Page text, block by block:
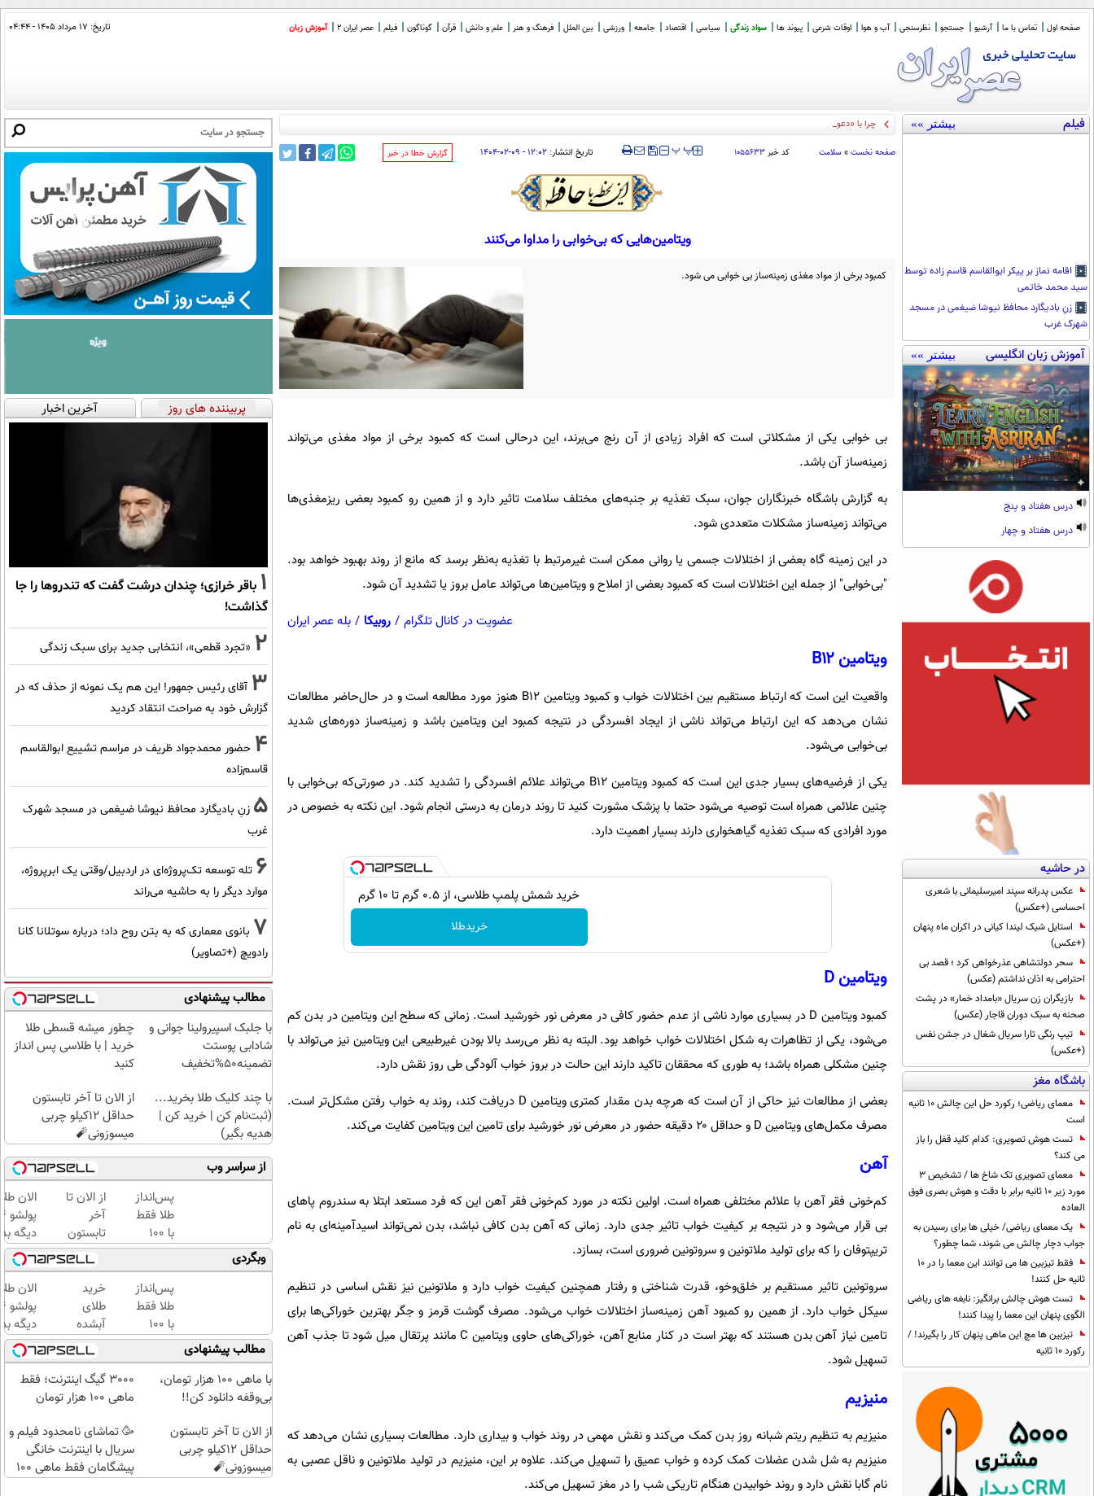
صفحه اول تماس با ما آرشیو جستجو نظرسنجی آب و هوا اوقات شرعی پیوند ها سواد زندگی سیاسی اقتصاد جامعه ورزشی بین الملل فرهنگ و هنر علم و دانش قرآن گوناگون فیلم عصر ایران 2 آموزش زبان تاریخ: ۱۷ مرداد ۱۴۰۵ - ۰۴:۴۴
فیلم بیشتر »»
اقامه نماز بر پیکر ابوالقاسم قاسم زاده توسط
سید محمد خاتمی
زنِ بادیگارد محافظ نیوشا ضیغمی در مسجد
شهرک غرب
آموزش زبان انگلیسی بیشتر »»
درس هفتاد و پنج
درس هفتاد و چهار
در حاشیه
عکس پدرانه سپند امیرسلیمانی با شعری
احساسی (+عکس)
استایل شیک لیندا کیانی در اکران ماه پنهان
(+عکس)
سحر دولتشاهی عذرخواهی کرد ؛ قصد بی
احترامی به اذان نداشتم (عکس)
بازیگران زن سریال «بامداد خمار» در پشت
صحنه به سبک دوران قاجار (عکس)
تیپ رنگی تارا سریال شغال در جشن نفس
(+عکس)
باشگاه مغز
معمای ریاضی؛ رکورد حل این چالش 10 ثانیه
است
تست هوش تصویری: کدام کلید قفل را باز
می کند؟
معمای تصویری تک شاخ ها / تشخیص 3
مورد زیر 10 ثانیه برابر با دقت و هوش بصری فوق
العاده
یک معمای ریاضی/ خیلی ها برای رسیدن به
جواب دچار چالش می شوند، شما چطور؟
فقط تیزبین ها می توانند این معما را در 10
ثانیه حل کنند!
تست هوش چالش برانگیز: نابغه های ریاضی
الگوی پنهان این معما را پیدا کنند!
تیزبین ها مچ این ماهی پنهان کار را بگیرند! /
رکورد 10 ثانیه
چرا با «دعوت برای براندازی دو
صفحه نخست » سلامت کد خبر ۱۰۵۵۶۳۳ ‍‍‍ پپ تاریخ انتشار: ۱۲:۰۲ - ۰۹-۰۲-۱۴۰۴ ‌گزارش خطا در خبر
ویتامین‌هایی که بی‌خوابی را مداوا می‌کنند
کمبود برخی از مواد مغذی زمینه‌ساز بی خوابی می شود.
بی خوابی یکی از مشکلاتی است که افراد زیادی از آن رنج می‌برند، این درحالی است که کمبود برخی از مواد مغذی می‌تواند
زمینه‌ساز آن باشد.
به گزارش باشگاه خبرنگاران جوان، سبک تغذیه بر جنبه‌های مختلف سلامت تاثیر دارد و از همین‌ رو کمبود بعضی ریزمغذی‌ها
می‌تواند زمینه‌ساز مشکلات متعددی شود.
در این زمینه گاه بعضی از اختلالات جسمی یا روانی ممکن است غیرمرتبط با تغذیه به‌نظر برسد که مانع از روند بهبود خواهد بود.
"بی‌خوابی" از جمله این اختلالات است که کمبود بعضی از املاح و ویتامین‌ها می‌تواند عامل بروز یا تشدید آن شود.
عضویت در کانال تلگرام / روبیکا / بله عصر ایران
ویتامین B۱۲
واقعیت این است که ارتباط مستقیم بین اختلالات خواب و کمبود ویتامین B۱۲ هنوز مورد مطالعه است و در حال‌حاضر مطالعات
نشان می‌دهد که این ارتباط می‌تواند ناشی از ایجاد افسردگی در نتیجه کمبود این ویتامین باشد و زمینه‌ساز دوره‌های شدید
بی‌خوابی می‌شود.
یکی از فرضیه‌های بسیار جدی این است که کمبود ویتامین B۱۲ می‌تواند علائم افسردگی را تشدید کند. در صورتی‌که بی‌خوابی با
چنین علائمی همراه است توصیه می‌شود حتما با پزشک مشورت کنید تا روند درمان به‌ درستی انجام شود. این نکته به‌ خصوص در
مورد افرادی که سبک تغذیه گیاهخواری دارند بسیار اهمیت دارد.
خرید شمش پلمپ طلاسی، از ۰.۵ گرم تا ۱۰ گرم
خریدطلا
ویتامین D
کمبود ویتامین D در بسیاری موارد ناشی از عدم‌ حضور کافی در معرض نور خورشید است. زمانی که سطح این ویتامین در بدن کم
می‌شود، یکی از تظاهرات به شکل اختلالات خواب خواهد بود. البته به‌ نظر می‌رسد بالا بودن غیرطبیعی این ویتامین نیز می‌تواند با
چنین مشکلی همراه باشد؛ به‌ طوری که محققان تاکید دارند این حالت در بروز خواب آلودگی طی روز نقش دارد.
بعضی از مطالعات نیز حاکی از آن است که هرچه بدن مقدار کمتری ویتامین D دریافت کند، روند به خواب‌ رفتن مشکل‌تر است.
مصرف مکمل‌های ویتامین D و حداقل ۲۰ دقیقه حضور در معرض نور خورشید برای تامین این ویتامین کفایت می‌کند.
آهن
کم‌خونی فقر آهن با علائم مختلفی همراه است. اولین نکته در مورد کم‌خونی فقر آهن این که فرد مستعد ابتلا به سندروم پاهای
بی قرار می‌شود و در نتیجه بر کیفیت خواب تاثیر جدی دارد. زمانی که آهن بدن کافی نباشد، بدن نمی‌تواند اسیدآمینه‌ای به نام
تریپتوفان را که برای تولید ملاتونین و سروتونین ضروری است، بسازد.
سروتونین تاثیر مستقیم بر خلق‌وخو، قدرت شناختی و رفتار همچنین کیفیت خواب دارد و ملاتونین نیز نقش اساسی در تنظیم
سیکل خواب دارد. از همین رو کمبود آهن زمینه‌ساز اختلالات خواب می‌شود. مصرف گوشت قرمز و جگر بهترین خوراکی‌ها برای
تامین نیاز آهن بدن هستند که بهتر است در کنار منابع آهن، خوراکی‌های حاوی ویتامین C مانند پرتقال میل شود تا جذب آهن
تسهیل شود.
منیزیم
منیزیم به تنظیم ریتم شبانه روز بدن کمک می‌کند و نقش مهمی در روند خواب و بیداری دارد. مطالعات بسیاری نشان می‌دهد که
منیزیم به شل شدن عضلات کمک کرده و خواب عمیق را تسهیل می‌کند. علاوه بر این، منیزیم در تولید ملاتونین و ناقل عصبی به
نام گابا نقش دارد و روند خوابیدن هنگام تاریکی شب را در مغز تسهیل می‌کند.
پربیننده های روز آخرین اخبار
1 باقر خرازی؛ چندان درشت گفت که تندروها را جا
گذاشت!
2 «تجرد قطعی»، انتخابی جدید برای سبک زندگی
3 آقای رئیس جمهور! این هم یک نمونه از حذف که در
گزارش خود به صراحت انتقاد کردید
4 حضور محمدجواد ظریف در مراسم تشییع ابوالقاسم
قاسم‌زاده
5 زنِ بادیگارد محافظ نیوشا ضیغمی در مسجد شهرک
غرب
6 تله توسعه تک‌پروژه‌ای در اردبیل/وقتی یک ابرپروژه،
موارد دیگر را به حاشیه می‌راند
7 بانوی معماری که به بتن روح داد؛ درباره سوتلانا کانا
رادویچ (+تصاویر)
مطالب پیشنهادی
با جلبک اسپیرولینا جوانی و
شادابی پوستت
تضمینه50%تخفیف
چطور میشه قسطی طلا
خرید | با طلاسی پس انداز
کنید
با چند کلیک طلا بخرید...
(ثبت‌نام کن | خرید کن |
هدیه بگیر)
از الان تا آخر تابستون
حداقل 12کیلو چربی
میسوزونی🧨
از سراسر وب
پس‌انداز
طلا فقط
با ۱۰۰
هزارتومان
(امن و
راحت)
از الان تا
آخر
تابستون
حداقل
12کیلو
چربی
میسوزونی
🧨
الان
دیگه
طلا با
بی‌بهره
وبگردی
پس‌انداز
طلا فقط
با ۱۰۰
هزارتومان
(امن و
راحت)
خرید
طلای
آبشده
حتی با
۱۰۰هزارتومان
الان
دیگه
طلا با
بی‌بهره
مطالب پیشنهادی
با ماهی 100 هزار تومان،
بی‌وقفه دانلود کن!!
3000 گیگ اینترنت؛ فقط
ماهی 100 هزار تومان
از الان تا آخر تابستون
حداقل 12کیلو چربی
میسوزونی🧨
🥳 تماشای نامحدود فیلم و
سریال با اینترنت خانگی
پیشگامان فقط ماهی 100